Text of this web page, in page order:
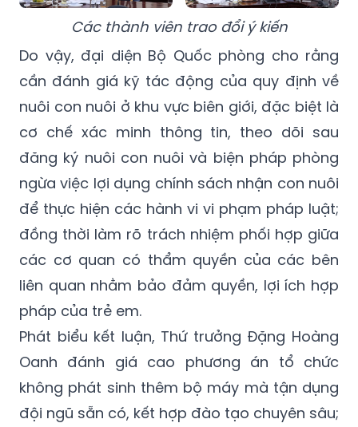
Các thành viên trao đổi ý kiến
Do vậy, đại diện Bộ Quốc phòng cho rằng
cần đánh giá kỹ tác động của quy định về
nuôi con nuôi ở khu vực biên giới, đặc biệt là
cơ chế xác minh thông tin, theo dõi sau
đăng ký nuôi con nuôi và biện pháp phòng
ngừa việc lợi dụng chính sách nhận con nuôi
để thực hiện các hành vi vi phạm pháp luật;
đồng thời làm rõ trách nhiệm phối hợp giữa
các cơ quan có thẩm quyền của các bên
liên quan nhằm bảo đảm quyền, lợi ích hợp
pháp của trẻ em.
Phát biểu kết luận, Thứ trưởng Đặng Hoàng
Oanh đánh giá cao phương án tổ chức
không phát sinh thêm bộ máy mà tận dụng
đội ngũ sẵn có, kết hợp đào tạo chuyên sâu;